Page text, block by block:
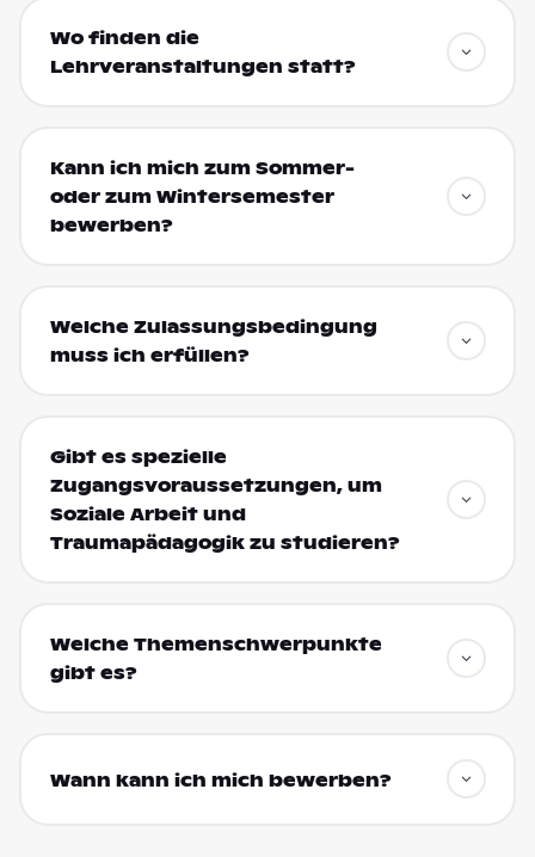
Wo finden die
Lehrveranstaltungen statt?
Kann ich mich zum Sommer-
oder zum Wintersemester
bewerben?
Welche Zulassungsbedingung
muss ich erfüllen?
Gibt es spezielle
Zugangsvoraussetzungen, um
Soziale Arbeit und
Traumapädagogik zu studieren?
Welche Themenschwerpunkte
gibt es?
Wann kann ich mich bewerben?